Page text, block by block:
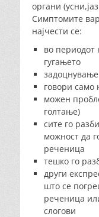
органи
Симптомите
најчести се:
во периодот
гугањето
говори само
можен
голтање)
сите го
можност да
реченица
тешко го
други
што се
реченица
слогови